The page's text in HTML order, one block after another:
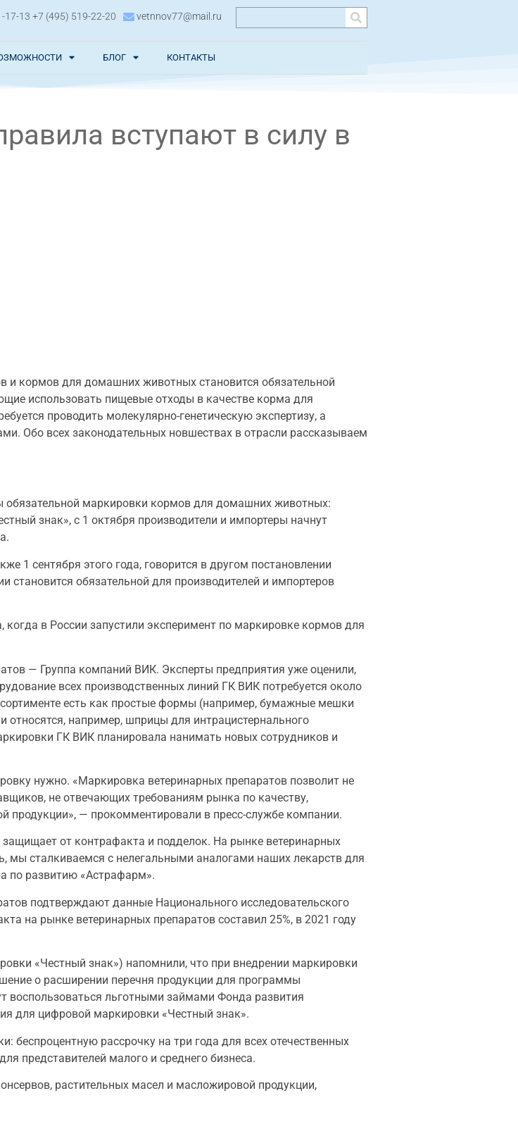
17-13 +7 (495) 519-22-20 vetnnov77@mail.ru
БЛОГ КОНТАКТЫ
вступают в силу в
и кормов для домашних животных становится обязательной
использовать пищевые отходы в качестве корма для
проводить молекулярно-генетическую экспертизу, а
Обо всех законодательных новшествах в отрасли рассказываем
обязательной маркировки кормов для домашних животных:
знак», с 1 октября производители и импортеры начнут
1 сентября этого года, говорится в другом постановлении
обязательной для производителей и импортеров
в России запустили эксперимент по маркировке кормов для
— Группа компаний ВИК. Эксперты предприятия уже оценили,
всех производственных линий ГК ВИК потребуется около
есть как простые формы (например, бумажные мешки
например, шприцы для интрацистернального
ГК ВИК планировала нанимать новых сотрудников и
нужно. «Маркировка ветеринарных препаратов позволит не
не отвечающих требованиям рынка по качеству,
продукции», — прокомментировали в пресс-службе компании.
от контрафакта и подделок. На рынке ветеринарных
мы сталкиваемся с нелегальными аналогами наших лекарств для
по развитию «Астрафарм».
подтверждают данные Национального исследовательского
на рынке ветеринарных препаратов составил 25%, в 2021 году
«Честный знак») напомнили, что при внедрении маркировки
о расширении перечня продукции для программы
воспользоваться льготными займами Фонда развития
для цифровой маркировки «Честный знак».
рассрочку на три года для всех отечественных
представителей малого и среднего бизнеса.
растительных масел и масложировой продукции,